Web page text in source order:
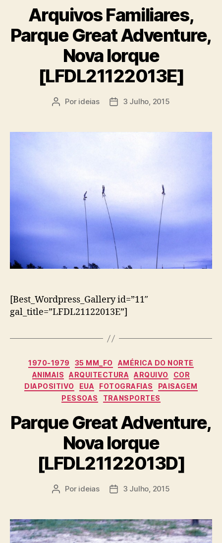
Arquivos Familiares,
Parque Great Adventure,
Nova Iorque
[LFDL21122013E]
Autor
Por ideias
Data3 Julho, 2015
[Best_Wordpress_Gallery id=”11″
gal_title=”LFDL21122013E”]
Categorias
1970-1979 35 MM_FO
AMÉRICA DO NORTE
ANIMAIS
ARQUITECTURA ARQUIVO
COR
DIAPOSITIVO
EUA FOTOGRAFIAS
PAISAGEM
PESSOAS
TRANSPORTES
Parque Great Adventure,
Nova Iorque
[LFDL21122013D]
Autor
Por ideias
Data3 Julho, 2015